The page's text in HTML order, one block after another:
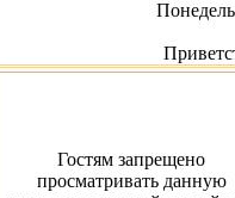
Гостям запрещено
просматривать данную